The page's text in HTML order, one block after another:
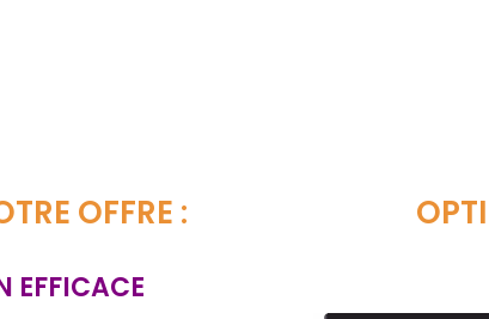
OFFRE :
EFFICACE